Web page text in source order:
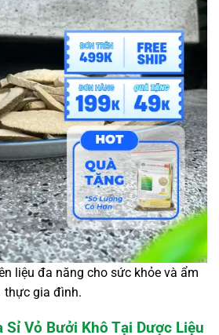
liệu đa năng cho sức khỏe và ẩm
thực gia đình.
Sỉ Vỏ Bưởi Khô Tại Dược Liệu